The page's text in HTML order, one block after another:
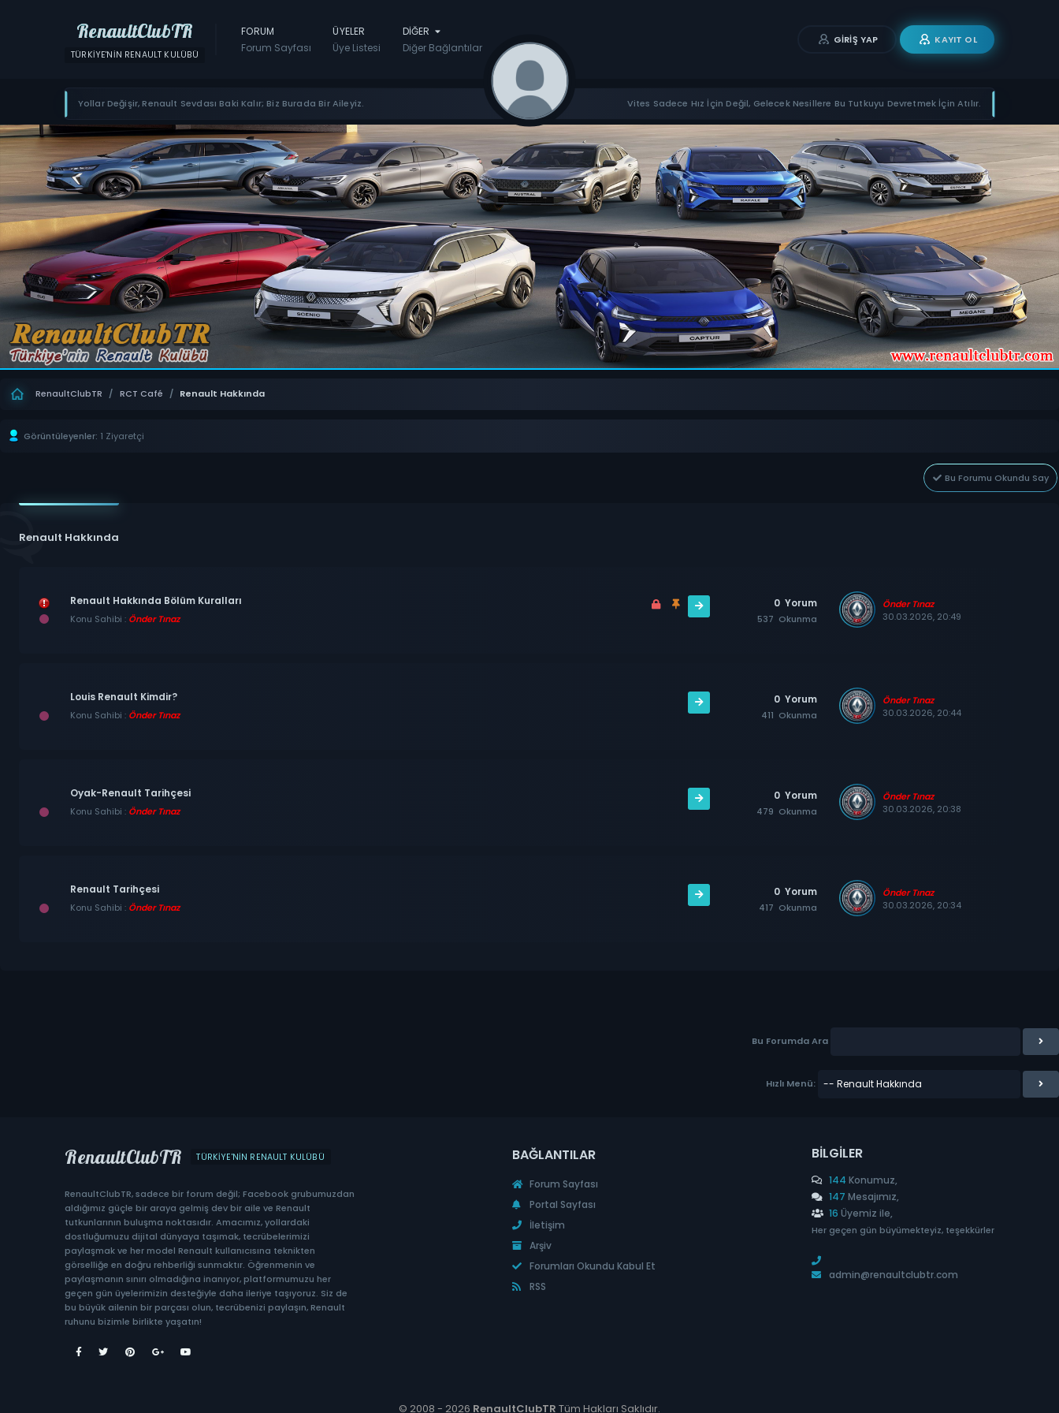
RenaultClubTR
TÜRKIYE'NIN RENAULT KULÜBÜ
FORUM
Forum Sayfası
ÜYELER
Üye Listesi
DIĞER
Diğer Bağlantılar
GIRIŞ YAP KAYIT OL
Yollar Değişir, Renault Sevdası Baki Kalır; Biz Burada Bir Aileyiz. Vites Sadece Hız İçin Değil, Gelecek Nesillere Bu Tutkuyu Devretmek İçin Atılır.
RenaultClubTR / RCT Café / Renault Hakkında
Görüntüleyenler: 1 Ziyaretçi
Bu Forumu Okundu Say
Renault Hakkında
Renault Hakkında Bölüm Kuralları
Konu Sahibi : Önder Tınaz
0 Yorum
537 Okunma
Önder Tınaz
30.03.2026, 20:49
Louis Renault Kimdir?
Konu Sahibi : Önder Tınaz
0 Yorum
411 Okunma
Önder Tınaz
30.03.2026, 20:44
Oyak-Renault Tarihçesi
Konu Sahibi : Önder Tınaz
0 Yorum
479 Okunma
Önder Tınaz
30.03.2026, 20:38
Renault Tarihçesi
Konu Sahibi : Önder Tınaz
0 Yorum
417 Okunma
Önder Tınaz
30.03.2026, 20:34
Bu Forumda Ara
Hızlı Menü:
RenaultClubTR TÜRKIYE'NIN RENAULT KULÜBÜ
RenaultClubTR, sadece bir forum değil; Facebook grubumuzdan
aldığımız güçle bir araya gelmiş dev bir aile ve Renault
tutkunlarının buluşma noktasıdır. Amacımız, yollardaki
dostluğumuzu dijital dünyaya taşımak, tecrübelerimizi
paylaşmak ve her model Renault kullanıcısına teknikten
görselliğe en doğru rehberliği sunmaktır. Öğrenmenin ve
paylaşmanın sınırı olmadığına inanıyor, platformumuzu her
geçen gün üyelerimizin desteğiyle daha ileriye taşıyoruz. Siz de
bu büyük ailenin bir parçası olun, tecrübenizi paylaşın, Renault
ruhunu bizimle birlikte yaşatın!
BAĞLANTILAR
Forum Sayfası
Portal Sayfası
İletişim
Arşiv
Forumları Okundu Kabul Et
RSS
BILGILER
144 Konumuz,
147 Mesajımız,
16 Üyemiz ile,
Her geçen gün büyümekteyiz, teşekkürler
admin@renaultclubtr.com
© 2008 - 2026 RenaultClubTR Tüm Hakları Saklıdır.